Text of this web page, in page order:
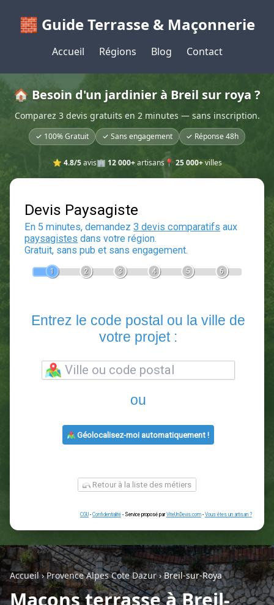
🧱 Guide Terrasse & Maçonnerie
Accueil Régions Blog Contact
🏠 Besoin d'un jardinier à Breil sur roya ?
Comparez 3 devis gratuits en 2 minutes — sans inscription.
✓ 100% Gratuit ✓ Sans engagement ✓ Réponse 48h
⭐ 4.8/5avis🏢 12 000+artisans📍 25 000+villes
Devis Paysagiste
En 5 minutes, demandez3 devis comparatifs
votre projet :
ou
Géolocalisez-moi automatiquement !
Retour à la liste des métiers
Accueil›Provence Alpes Cote Dazur›Breil-sur-Roya
Maçons terrasse à Breil-